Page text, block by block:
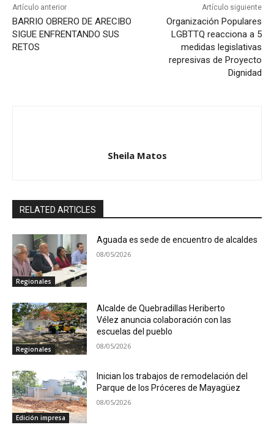
Artículo anterior
BARRIO OBRERO DE ARECIBO
SIGUE ENFRENTANDO SUS
RETOS
Artículo siguiente
Organización Populares
LGBTTQ reacciona a 5
medidas legislativas
represivas de Proyecto
Dignidad
Sheila Matos
RELATED ARTICLES
Regionales
Aguada es sede de encuentro de alcaldes
08/05/2026
Regionales
Alcalde de Quebradillas Heriberto
Vélez anuncia colaboración con las
escuelas del pueblo
08/05/2026
Edición impresa
Inician los trabajos de remodelación del
Parque de los Próceres de Mayagüez
08/05/2026